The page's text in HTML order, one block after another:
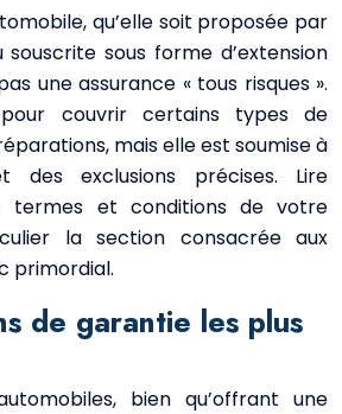
qu’elle soit proposée par
sous forme d’extension
une assurance « tous risques ».
couvrir certains types de
mais elle est soumise à
des exclusions précises. Lire
termes et conditions de votre
la section consacrée aux
primordial.
de garantie les plus
bien qu’offrant une